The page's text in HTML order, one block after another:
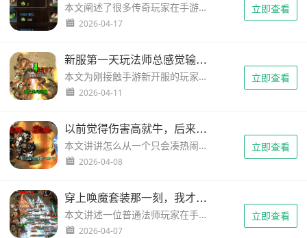
本文阐述了很多传奇玩家在手游新开服里纠结有了小飞鞋还要不要留随机卷轴，本文用实战经验讲清楚两者的不同用法。...
2026-04-17
立即查看
新服第一天玩法师总感觉输出不够？可能是技能顺序没按对
本文为刚接触手游新开服的玩家提供法师职业的技能组合思路，从技能理解到实战顺序，用大白话讲清楚怎么按技能才顺手、不卡手，帮助你在新服开荒期更快找到手感。...
2026-04-11
立即查看
以前觉得伤害高就牛，后来才懂——谁掌控节奏谁才是老大
本文讲讲怎么从一个只会凑热闹补伤害的普通输出，变成真正能定场子的“战场定义者”。看完你就明白，玩输出不是为了刷数据，而是为了带节奏。...
2026-04-08
立即查看
穿上唤魔套装那一刻，我才知道法师还能这么玩
本文讲述一位普通法师玩家在手游新开服中获得唤魔套装后的真实体验，从被轻视到团队核心的逆袭故事，包含装备搭配、实战细节与情感变化。...
2026-04-07
立即查看